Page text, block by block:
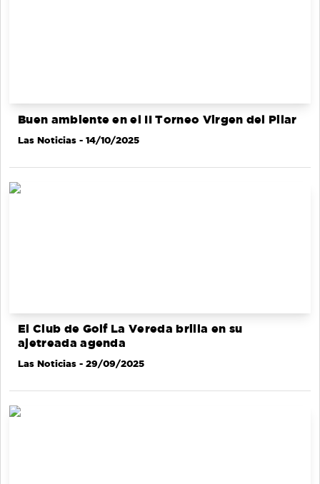
Buen ambiente en el II Torneo Virgen del Pilar
Las Noticias - 14/10/2025
El Club de Golf La Vereda brilla en su
ajetreada agenda
Las Noticias - 29/09/2025